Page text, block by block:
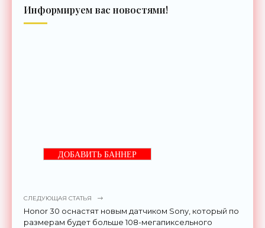
Информируем вас новостями!
ДОБАВИТЬ БАННЕР
СЛЕДУЮЩАЯ СТАТЬЯ
Honor 30 оснастят новым датчиком Sony, который по
размерам будет больше 108-мегапиксельного